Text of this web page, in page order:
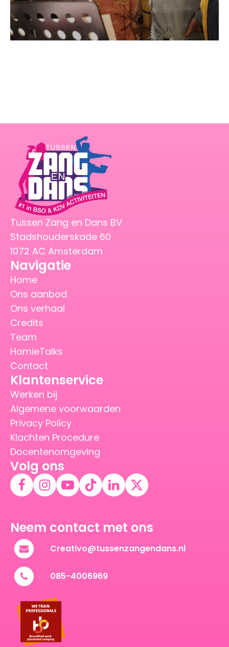
Tussen Zang en Dans BV
Stadshouderskade 60
1072 AC Amsterdam
Navigatie
Home
Ons aanbod
Ons verhaal
Credits
Team
HomieTalks
Contact
Klantenservice
Werken bij
Algemene voorwaarden
Privacy Policy
Klachten Procedure
Docentenomgeving
Volg ons
Neem contact met ons
Creativo@tussenzangendans.nl
085-4006969